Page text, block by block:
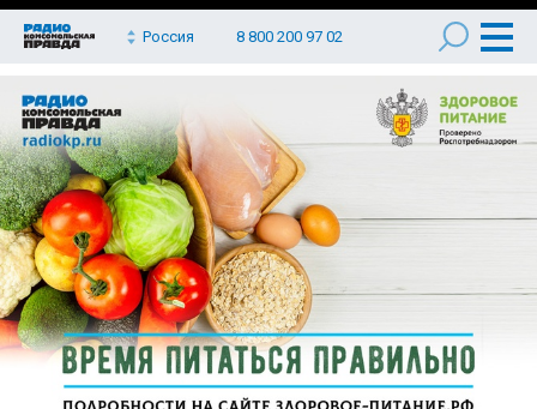
Россия 8 800 200 97 02